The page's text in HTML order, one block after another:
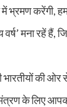
भ्रमण करेंगी,
वर्ष’ मना रहें
भारतीयों की
के लिए